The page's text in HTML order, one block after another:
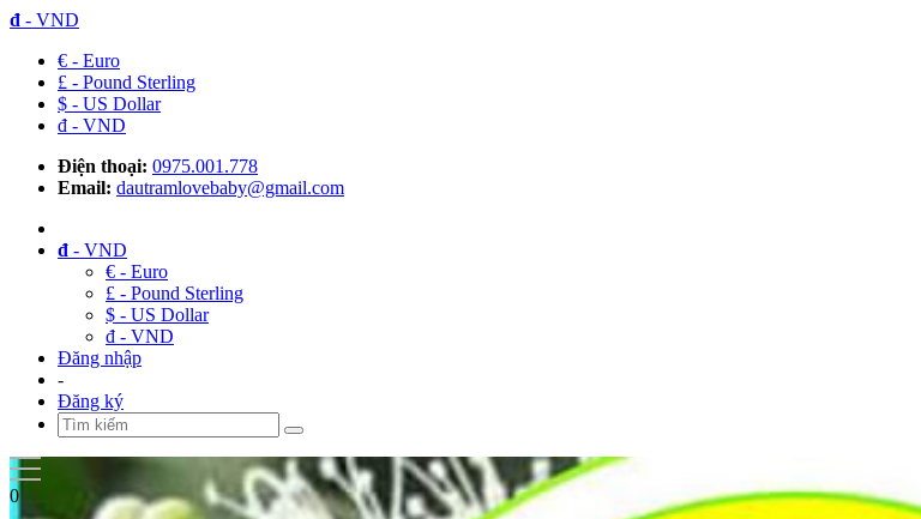
đ - VND
€ - Euro
£ - Pound Sterling
$ - US Dollar
đ - VND
Điện thoại: 0975.001.778
Email: dautramlovebaby@gmail.com
đ - VND
€ - Euro
£ - Pound Sterling
$ - US Dollar
đ - VND
Đăng nhập
-
Đăng ký
0